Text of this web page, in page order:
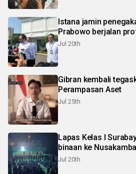
Istana jamin
Prabowo berjalan
Jul 20th
Gibran kembali
Perampasan Aset
Jul 25th
Lapas Kelas I
binaan ke
Jul 20th